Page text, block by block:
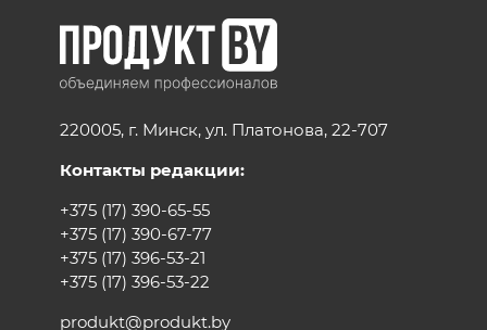
220005, г. Минск, ул. Платонова, 22-707
Контакты редакции:
+375 (17) 390-65-55
+375 (17) 390-67-77
+375 (17) 396-53-21
+375 (17) 396-53-22
produkt@produkt.by